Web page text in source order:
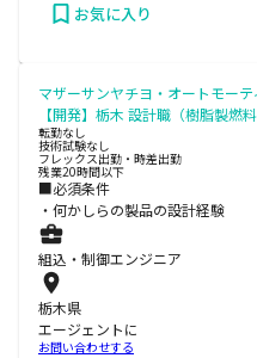
お気に入り
マザーサンヤチヨ・オートモー
【開発】栃木 設計職（樹脂製燃料
転勤なし
技術試験なし
フレックス出勤・時差出勤
残業20時間以下
■必須条件
・何かしらの製品の設計経験
組込・制御エンジニア
栃木県
エージェントに
お問い合わせする